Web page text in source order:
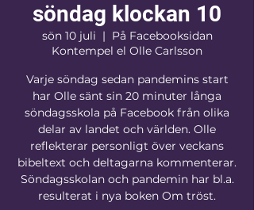
söndag klockan 10
sön 10 juli
  |
På Facebooksidan
Kontempel el Olle Carlsson
Varje söndag sedan pandemins start
har Olle sänt sin 20 minuter långa
söndagsskola på Facebook från olika
delar av landet och världen. Olle
reflekterar personligt över veckans
bibeltext och deltagarna kommenterar.
Söndagsskolan och pandemin har bl.a.
resulterat i nya boken Om tröst.